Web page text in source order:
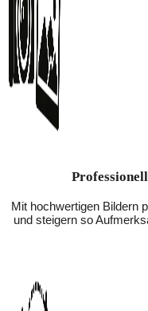
Mit hochwertigen Bildern
und steigern so